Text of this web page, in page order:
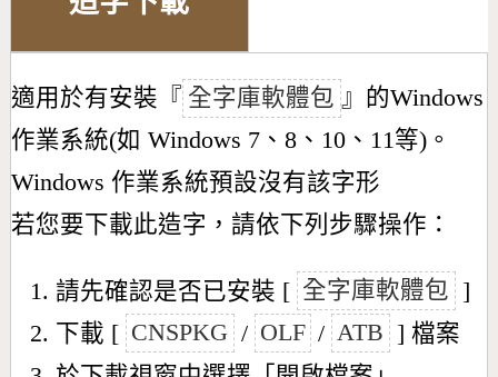
適用於有安裝『 全字庫軟體包 』的Windows
作業系統(如 Windows 7、8、10、11等)。
Windows 作業系統預設沒有該字形
若您要下載此造字，請依下列步驟操作：
請先確認是否已安裝 [ 全字庫軟體包 ]
下載 [ CNSPKG / OLF / ATB ] 檔案